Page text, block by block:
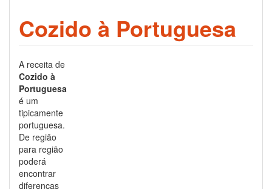
Cozido à Portuguesa
A receita de
Cozido à
Portuguesa
é um
tipicamente
portuguesa.
De região
para região
poderá
encontrar
diferenças